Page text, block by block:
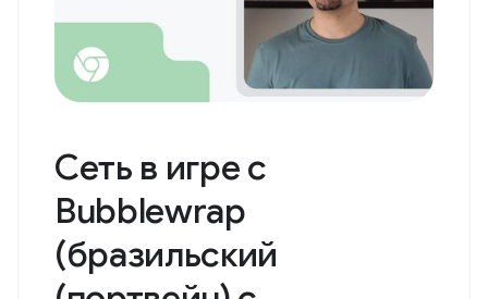
Сеть в игре с
Bubblewrap
(бразильский